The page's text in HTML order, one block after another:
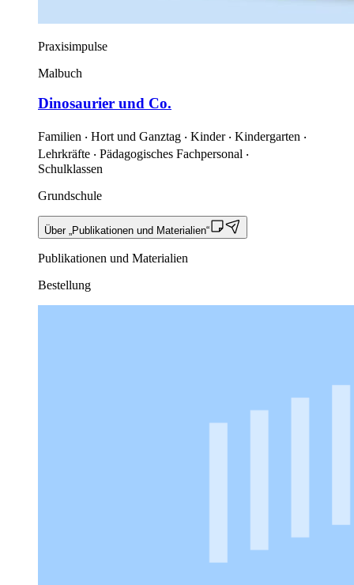
Praxisimpulse
Malbuch
Dinosaurier und Co.
Familien ‧ Hort und Ganztag ‧ Kinder ‧ Kindergarten ‧
Lehrkräfte ‧ Pädagogisches Fachpersonal ‧
Schulklassen
Grundschule
Über „Publikationen und Materialien“
Publikationen und Materialien
Bestellung